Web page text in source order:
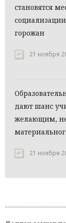
становятся
горожан
21 ноября
дают шанс
желающим,
21 ноября